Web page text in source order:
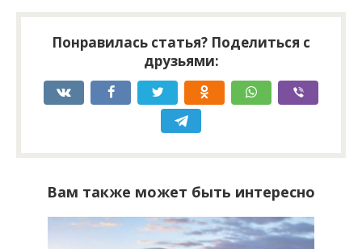
Понравилась статья? Поделиться с
друзьями:
Вам также может быть интересно